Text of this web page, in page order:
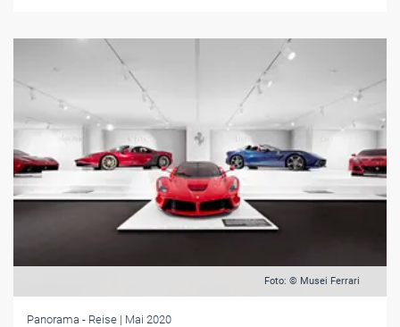
Foto: © Musei Ferrari
Panorama - Reise | Mai 2020